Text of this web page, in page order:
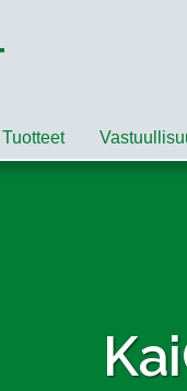
Tuotteet